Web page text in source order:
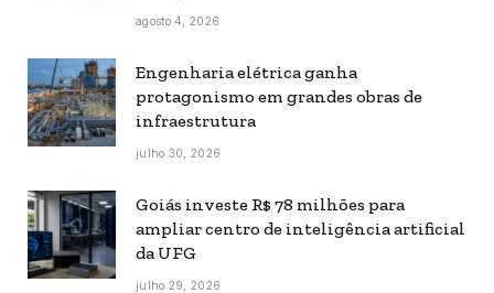
agosto 4, 2026
Engenharia elétrica ganha
protagonismo em grandes obras de
infraestrutura
julho 30, 2026
Goiás investe R$ 78 milhões para
ampliar centro de inteligência artificial
da UFG
julho 29, 2026